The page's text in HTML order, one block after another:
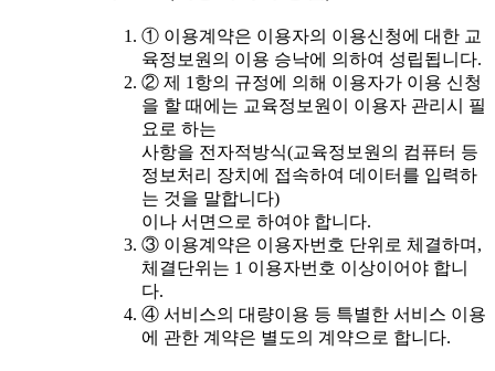
① 이용계약은 이용자의 이용신청에 대한 교
육정보원의 이용 승낙에 의하여 성립됩니다.
② 제 1항의 규정에 의해 이용자가 이용 신청
을 할 때에는 교육정보원이 이용자 관리시 필
요로 하는
사항을 전자적방식(교육정보원의 컴퓨터 등
정보처리 장치에 접속하여 데이터를 입력하
는 것을 말합니다)
이나 서면으로 하여야 합니다.
③ 이용계약은 이용자번호 단위로 체결하며,
체결단위는 1 이용자번호 이상이어야 합니
다.
④ 서비스의 대량이용 등 특별한 서비스 이용
에 관한 계약은 별도의 계약으로 합니다.